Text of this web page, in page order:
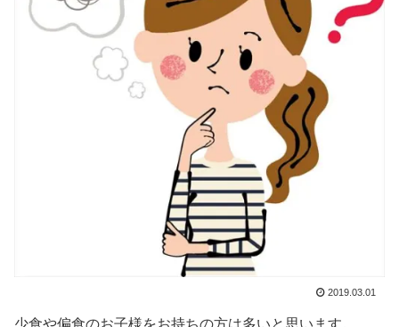
2019.03.01
少食や偏食のお子様をお持ちの方は多いと思います。